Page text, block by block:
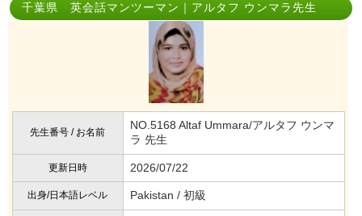
千葉県 英会話マンツーマン｜アルタフ ウンマラ先生
先生番号 / お名前
NO.5168 Altaf Ummara/アルタフ ウンマ
ラ 先生
更新日時 2026/07/22
出身/日本語レベル Pakistan / 初級